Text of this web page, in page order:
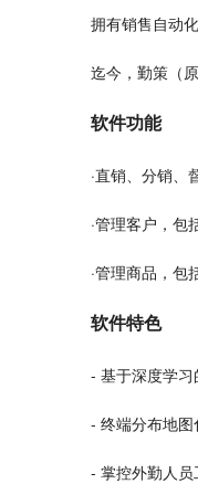
拥有销售自动
迄今，勤策（
软件功能
·直销、分销、
·管理客户，包
·管理商品，包
软件特色
- 基于深度学习
- 终端分布地
- 掌控外勤人